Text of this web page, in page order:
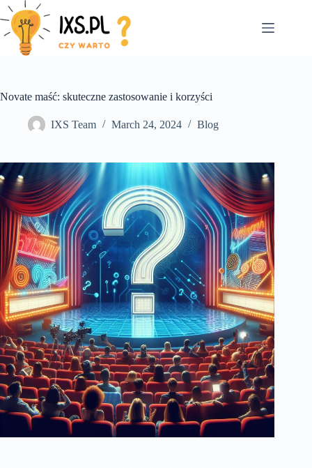
Skip
to
content
Novate maść: skuteczne zastosowanie i korzyści
IXS Team March 24, 2024 Blog